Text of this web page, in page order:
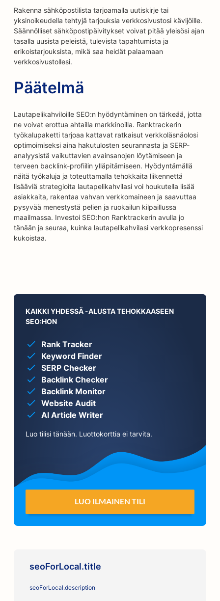
Rakenna sähköpostilista tarjoamalla uutiskirje tai
yksinoikeudella tehtyjä tarjouksia verkkosivustosi kävijöille.
Säännölliset sähköpostipäivitykset voivat pitää yleisösi ajan
tasalla uusista peleistä, tulevista tapahtumista ja
erikoistarjouksista, mikä saa heidät palaamaan
verkkosivustollesi.
Päätelmä
Lautapelikahviloille SEO:n hyödyntäminen on tärkeää, jotta
ne voivat erottua ahtailla markkinoilla. Ranktrackerin
työkalupaketti tarjoaa kattavat ratkaisut verkkoläsnäolosi
optimoimiseksi aina hakutulosten seurannasta ja SERP-
analyysistä vaikuttavien avainsanojen löytämiseen ja
terveen backlink-profiilin ylläpitämiseen. Hyödyntämällä
näitä työkaluja ja toteuttamalla tehokkaita liikennettä
lisääviä strategioita lautapelikahvilasi voi houkutella lisää
asiakkaita, rakentaa vahvan verkkomaineen ja saavuttaa
pysyvää menestystä pelien ja ruokailun kilpaillussa
maailmassa. Investoi SEO:hon Ranktrackerin avulla jo
tänään ja seuraa, kuinka lautapelikahvilasi verkkopresenssi
kukoistaa.
KAIKKI YHDESSÄ -ALUSTA TEHOKKAASEEN
SEO:HON
Rank Tracker
Keyword Finder
SERP Checker
Backlink Checker
Backlink Monitor
Website Audit
AI Article Writer
Luo tilisi tänään. Luottokorttia ei tarvita.
LUO ILMAINEN TILI
seoForLocal.title
seoForLocal.description